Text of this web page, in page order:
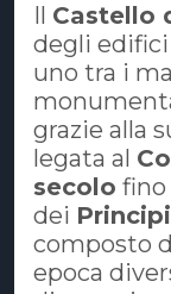
Il Castello
degli
uno tra i
grazie alla
legata al
secolo fino
dei
composto
epoca